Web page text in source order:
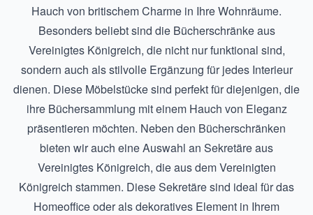
Hauch von britischem Charme in Ihre Wohnräume.
Besonders beliebt sind die Bücherschränke aus
Vereinigtes Königreich, die nicht nur funktional sind,
sondern auch als stilvolle Ergänzung für jedes Interieur
dienen. Diese Möbelstücke sind perfekt für diejenigen, die
ihre Büchersammlung mit einem Hauch von Eleganz
präsentieren möchten. Neben den Bücherschränken
bieten wir auch eine Auswahl an Sekretäre aus
Vereinigtes Königreich, die aus dem Vereinigten
Königreich stammen. Diese Sekretäre sind ideal für das
Homeoffice oder als dekoratives Element in Ihrem